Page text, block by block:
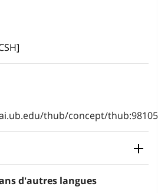
thub/concept/
d'autres langues